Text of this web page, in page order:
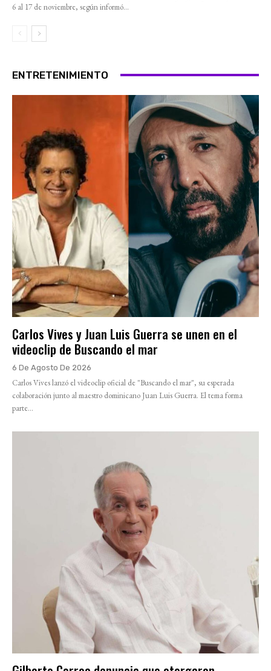
6 al 17 de noviembre, según informó...
ENTRETENIMIENTO
Carlos Vives y Juan Luis Guerra se unen en el
videoclip de Buscando el mar
6 De Agosto De 2026
Carlos Vives lanzó el videoclip oficial de "Buscando el mar", su esperada
colaboración junto al maestro dominicano Juan Luis Guerra. El tema forma
parte...